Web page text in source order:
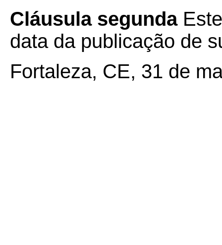
Cláusula segunda
data da publicação de
Fortaleza, CE, 31 de